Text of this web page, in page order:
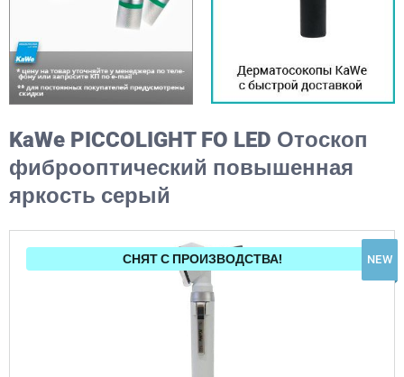
KaWe PICCOLIGHT FO LED Отоскоп
фиброоптический повышенная
яркость серый
СНЯТ С ПРОИЗВОДСТВА! NEW